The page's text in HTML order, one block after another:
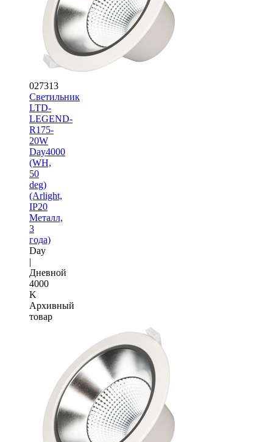
027313
Светильник
LTD-
LEGEND-
R175-
20W
Day4000
(WH,
50
deg)
(Arlight,
IP20
Металл,
3
года)
Day
|
Дневной
4000
K
Архивный
товар